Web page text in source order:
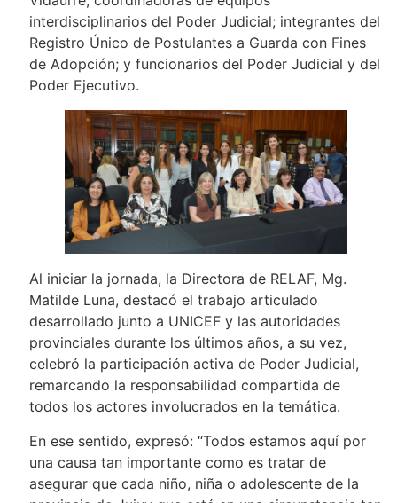
interdisciplinarios del Poder Judicial; integrantes del
Registro Único de Postulantes a Guarda con Fines
de Adopción; y funcionarios del Poder Judicial y del
Poder Ejecutivo.
Al iniciar la jornada, la Directora de RELAF, Mg.
Matilde Luna, destacó el trabajo articulado
desarrollado junto a UNICEF y las autoridades
provinciales durante los últimos años, a su vez,
celebró la participación activa de Poder Judicial,
remarcando la responsabilidad compartida de
todos los actores involucrados en la temática.
En ese sentido, expresó: “Todos estamos aquí por
una causa tan importante como es tratar de
asegurar que cada niño, niña o adolescente de la